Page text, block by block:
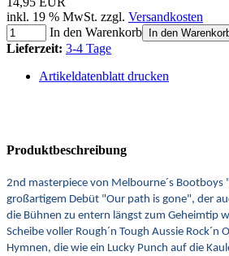
inkl. 19 % MwSt. zzgl. Versandkosten
In den Warenkorb
In den
Lieferzeit: 3-4 Tage
Artikeldatenblatt drucken
Produktbeschreibung
2nd masterpiece von Melbourne´s Bootboys
großartigem Debüt "Our path is gone", der
die Bühnen zu entern längst zum Geheimtip
Scheibe voller Rough´n Tough Aussie Rock´n
Hymnen, die wie ein Lucky Punch auf die